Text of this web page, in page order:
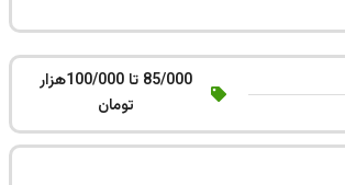
85/000 تا 100/000هزار
تومان